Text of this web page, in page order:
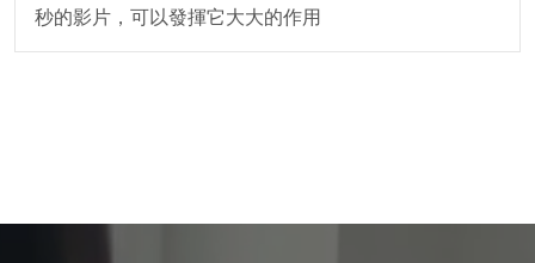
秒的影片，可以發揮它大大的作用